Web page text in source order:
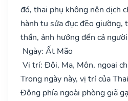
đó, thai phụ không nên dịch
hành tu sửa đục đẽo giường,
thần, ảnh hưởng đến cả
Ngày: Ất Mão
Vị trí: Đôi, Ma, Môn, ngoại
Trong ngày này, vị trí của
Đông phía ngoài phòng giã